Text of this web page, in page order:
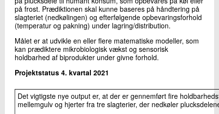
på frost. Prædiktionen skal kunne baseres på håndtering på
slagteriet (nedkølingen) og efterfølgende opbevaringsforhold
(temperatur og pakning) under lagring/distribution.
Målet er at udvikle en eller flere matematiske modeller, som
kan prædiktere mikrobiologisk vækst og sensorisk
holdbarhed af biprodukter under givne forhold.
Projektstatus 4. kvartal 2021
Det vigtigste nye output er, at der er gennemført fire
mellemgulv og hjerter fra tre slagterier, der nedkøler